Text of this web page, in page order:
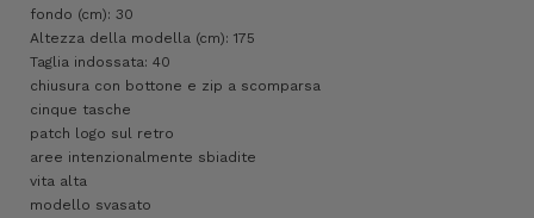
fondo (cm): 30
Altezza della modella (cm): 175
Taglia indossata: 40
chiusura con bottone e zip a scomparsa
cinque tasche
patch logo sul retro
aree intenzionalmente sbiadite
vita alta
modello svasato